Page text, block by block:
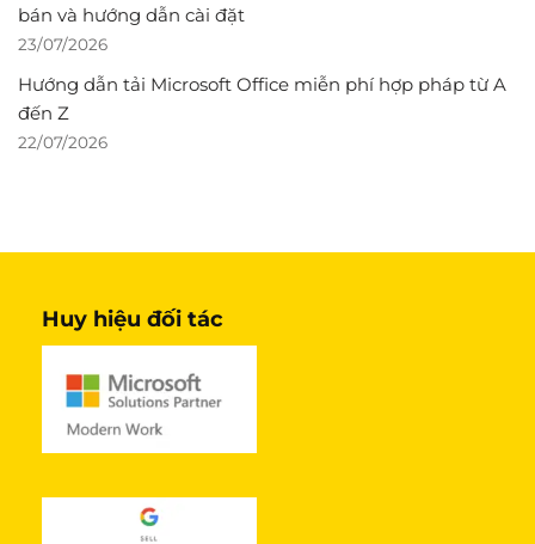
bán và hướng dẫn cài đặt
23/07/2026
Hướng dẫn tải Microsoft Office miễn phí hợp pháp từ A
đến Z
22/07/2026
Huy hiệu đối tác